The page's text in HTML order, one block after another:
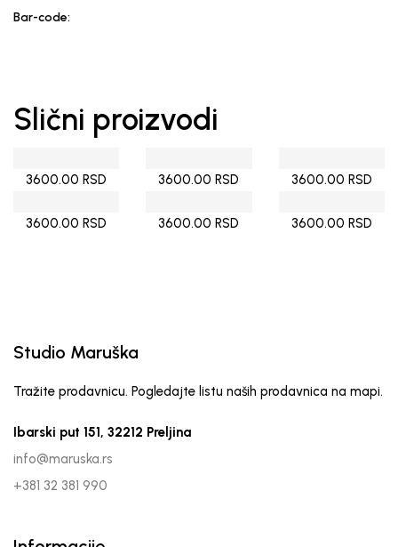
Bar-code:
Slični proizvodi
3600.00 RSD 3600.00 RSD 3600.00 RSD
3600.00 RSD 3600.00 RSD 3600.00 RSD
Studio Maruška
Tražite prodavnicu. Pogledajte listu naših prodavnica na mapi.
Ibarski put 151, 32212 Preljina
info@maruska.rs
+381 32 381 990